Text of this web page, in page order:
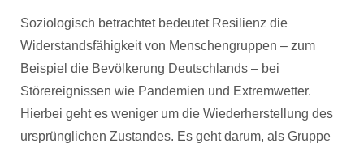
Soziologisch betrachtet bedeutet Resilienz die
Widerstandsfähigkeit von Menschengruppen – zum
Beispiel die Bevölkerung Deutschlands – bei
Störereignissen wie Pandemien und Extremwetter.
Hierbei geht es weniger um die Wiederherstellung des
ursprünglichen Zustandes. Es geht darum, als Gruppe